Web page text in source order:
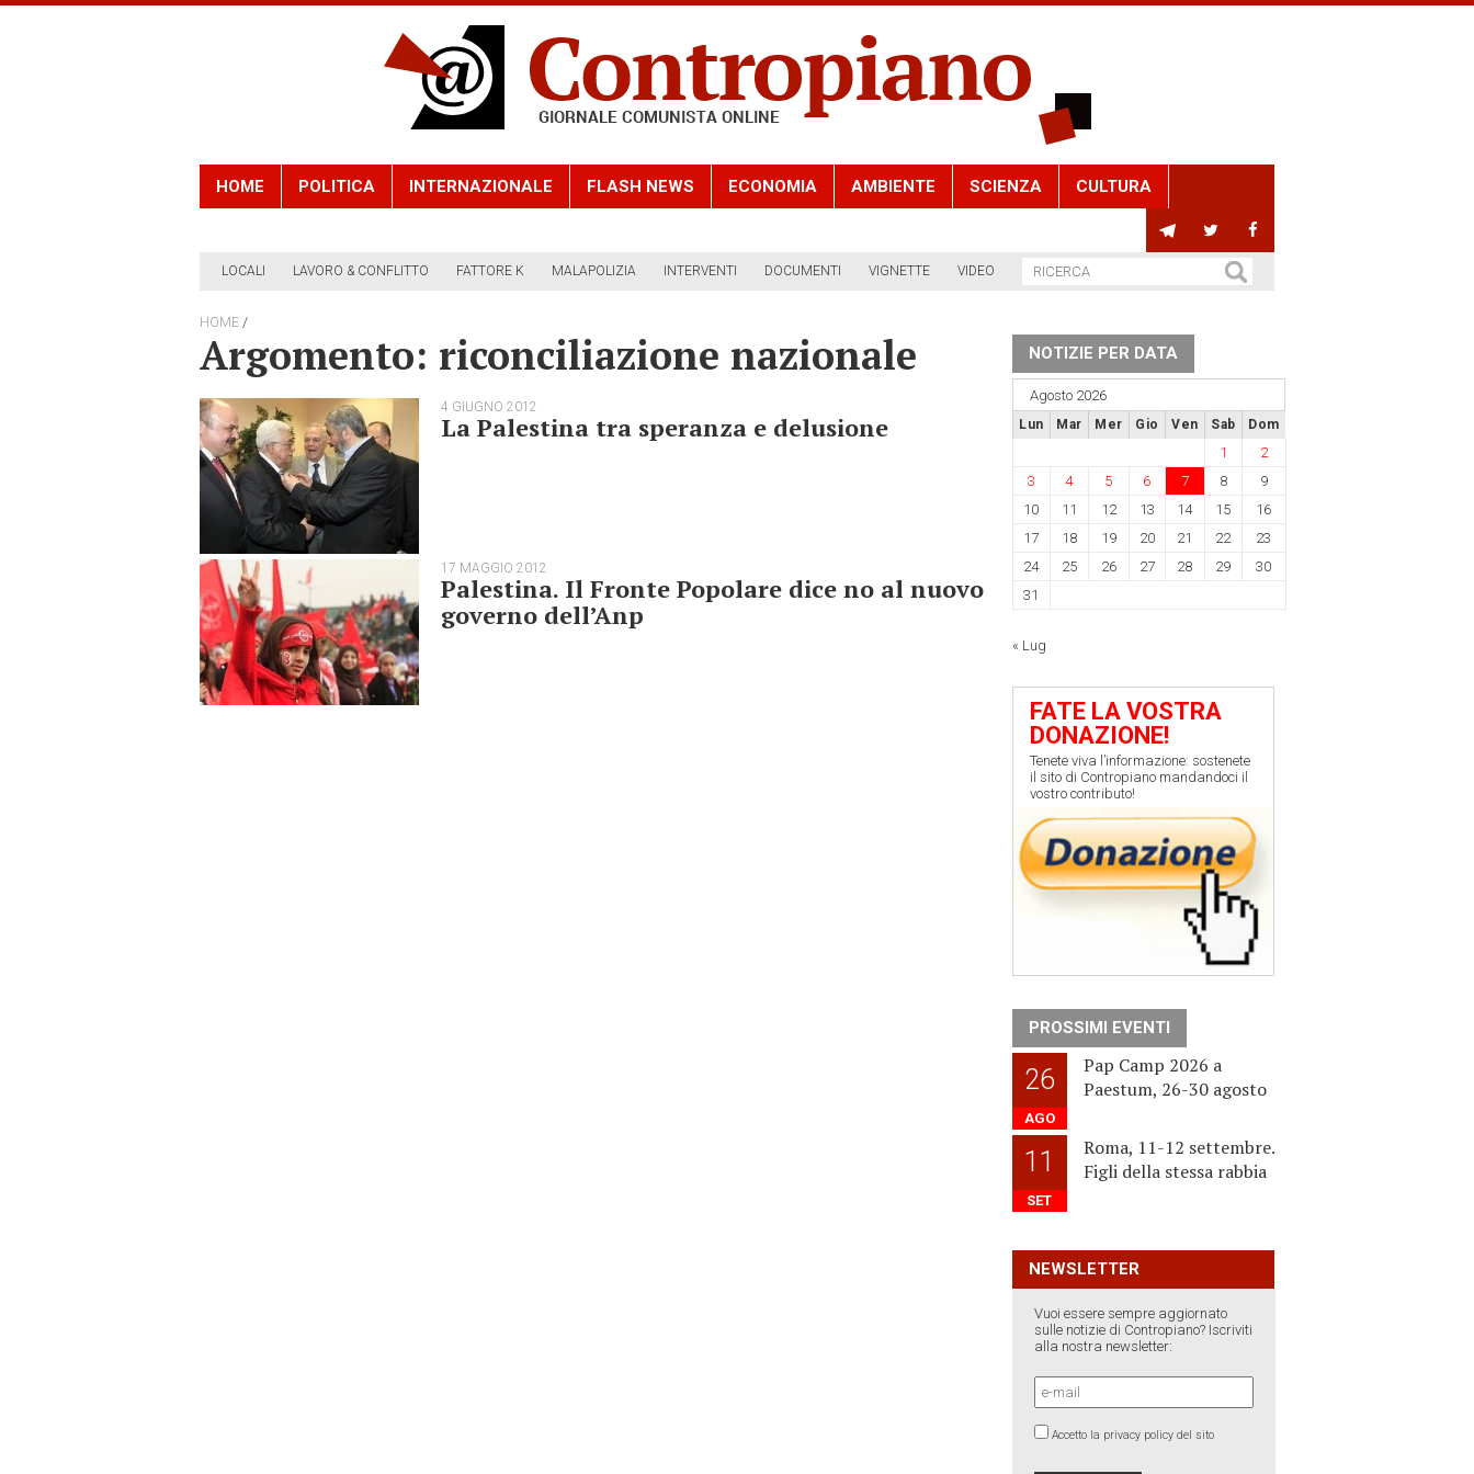
HOME POLITICA INTERNAZIONALE FLASH NEWS ECONOMIA AMBIENTE SCIENZA CULTURA
LOCALI LAVORO & CONFLITTO FATTORE K MALAPOLIZIA INTERVENTI DOCUMENTI VIGNETTE VIDEO
HOME /
Argomento: riconciliazione nazionale
4 GIUGNO 2012
La Palestina tra speranza e delusione
17 MAGGIO 2012
Palestina. Il Fronte Popolare dice no al nuovo
governo dell’Anp
NOTIZIE PER DATA
Agosto 2026
Lun Mar Mer Gio Ven Sab Dom
1
2
3
4 5 6 7 8
9
10
11 12 13 14 15
16
17
18 19 20 21 22
23
24
25 26 27 28 29
30
31
« Lug
FATE LA VOSTRA
DONAZIONE!
Tenete viva l’informazione: sostenete
il sito di Contropiano mandandoci il
vostro contributo!
PROSSIMI EVENTI
26
AGO
Pap Camp 2026 a
Paestum, 26-30 agosto
11
SET
Roma, 11-12 settembre.
Figli della stessa rabbia
NEWSLETTER
Vuoi essere sempre aggiornato
sulle notizie di Contropiano? Iscriviti
alla nostra newsletter:
Accetto la privacy policy del sito